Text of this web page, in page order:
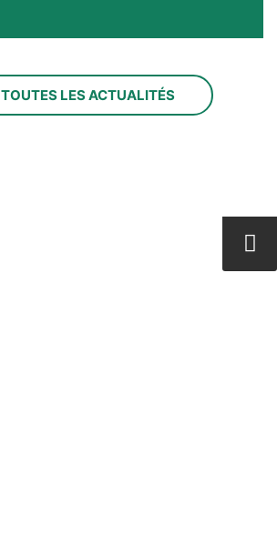
TOUTES LES ACTUALITÉS